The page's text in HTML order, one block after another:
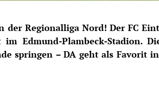
der Regionalliga Nord! Der FC
im Edmund-Plambeck-Stadion.
springen – DA geht als Favorit